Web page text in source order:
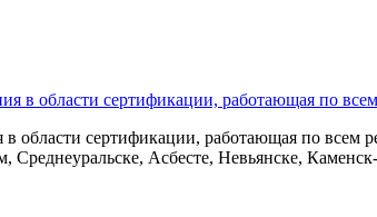
области сертификации, работающая по всем
Асбесте, Невьянске,